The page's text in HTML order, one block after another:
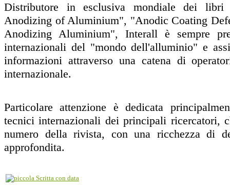
Distributore in esclusiva mondiale dei
Anodizing of Aluminium", "Anodic Coating
Anodizing Aluminium", Interall è sempre
internazionali del "mondo dell'alluminio" e
informazioni attraverso una catena di
internazionale.
Particolare attenzione è dedicata
tecnici internazionali dei principali ricercatori,
numero della rivista, con una ricchezza di
approfondita.